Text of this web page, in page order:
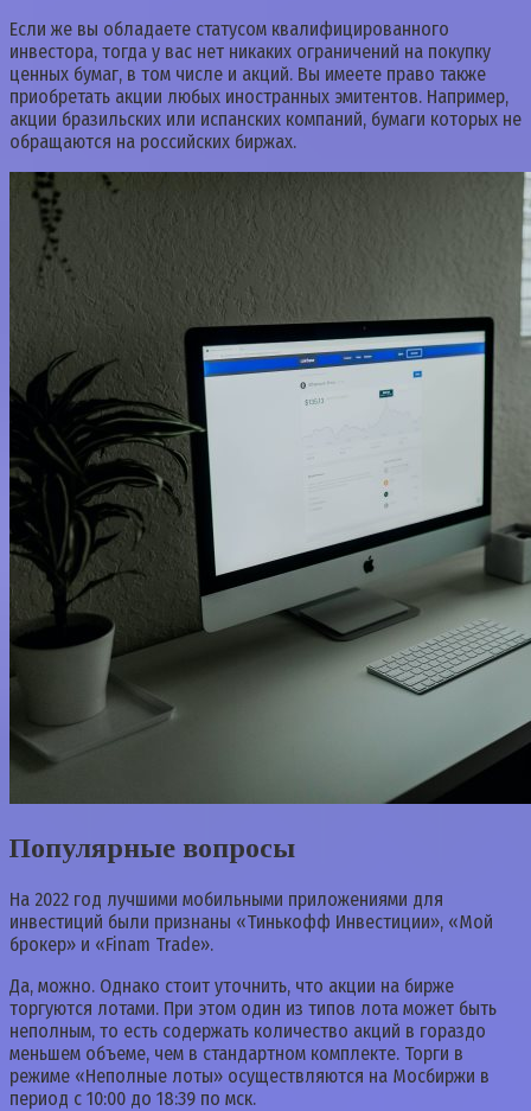
Если же вы обладаете статусом квалифицированного
инвестора, тогда у вас нет никаких ограничений на покупку
ценных бумаг, в том числе и акций. Вы имеете право также
приобретать акции любых иностранных эмитентов. Например,
акции бразильских или испанских компаний, бумаги которых не
обращаются на российских биржах.
Популярные вопросы
На 2022 год лучшими мобильными приложениями для
инвестиций были признаны «Тинькофф Инвестиции», «Мой
брокер» и «Finam Trade».
Да, можно. Однако стоит уточнить, что акции на бирже
торгуются лотами. При этом один из типов лота может быть
неполным, то есть содержать количество акций в гораздо
меньшем объеме, чем в стандартном комплекте. Торги в
режиме «Неполные лоты» осуществляются на Мосбиржи в
период с 10:00 до 18:39 по мск.